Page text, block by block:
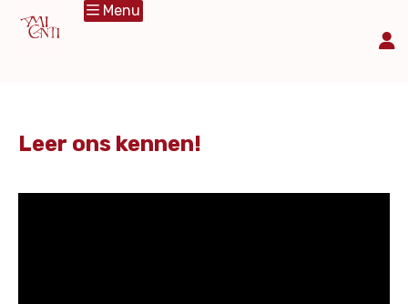
Menu
Leer ons kennen!